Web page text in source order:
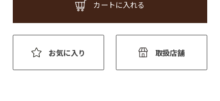
カートに入れる
お気に入り 取扱店舗